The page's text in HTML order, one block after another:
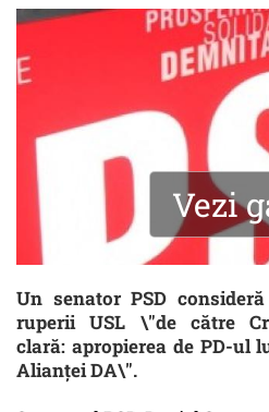
Vezi
Un senator PSD
ruperii USL \"de către
clară: apropierea de PD-ul
Alianței DA\".